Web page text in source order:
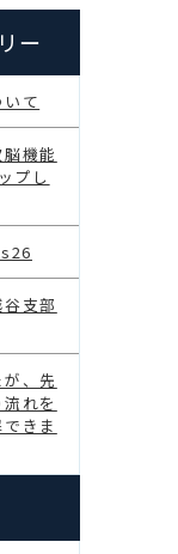
ー
て
機能
プし
支部
、先
れを
きま